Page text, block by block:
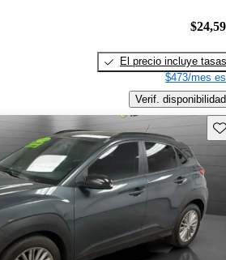
El precio incluye tasas
$473/mes
Verif. disponibilidad